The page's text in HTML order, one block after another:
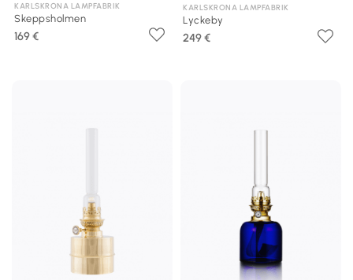
KARLSKRONA LAMPFABRIK
Skeppsholmen
169 €
KARLSKRONA LAMPFABRIK
Lyckeby
249 €